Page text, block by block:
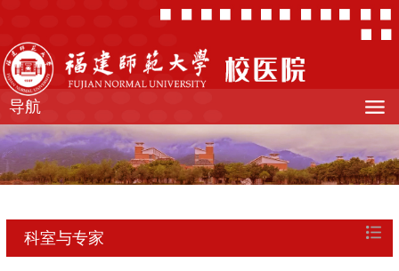
导航
科室与专家